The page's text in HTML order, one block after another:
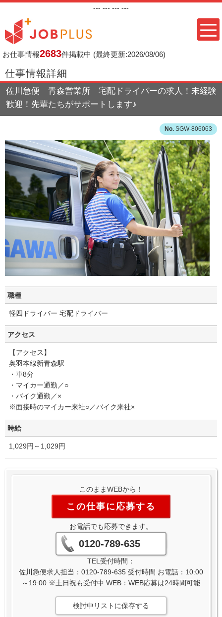
--- --- --- ---
お仕事情報2683件掲載中 (最終更新:2026/08/06)
仕事情報詳細
佐川急便 青森営業所 宅配ドライバーの求人！未経験
歓迎！先輩たちがサポートします♪
SGW-806063
職種
軽四ドライバー 宅配ドライバー
アクセス
【アクセス】
奥羽本線新青森駅
・車8分
・マイカー通勤／○
・バイク通勤／×
※面接時のマイカー来社○／バイク来社×
時給
1,029円～1,029円
このままWEBから！
この仕事に応募する
お電話でも応募できます。
0120-789-635
TEL受付時間：
佐川急便求人担当：0120-789-635 受付時間 お電話：10:00
～19:00 ※土日祝も受付中 WEB：WEB応募は24時間可能
検討中リストに保存する